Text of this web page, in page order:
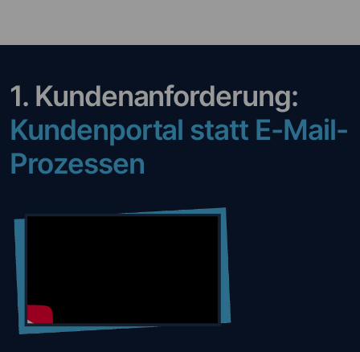
1. Kundenanforderung:
Kundenportal statt E-Mail-
Prozessen